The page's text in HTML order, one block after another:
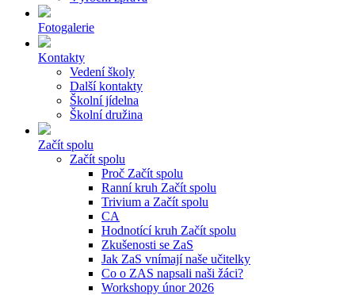
Fotogalerie
Kontakty
Vedení školy
Další kontakty
Školní jídelna
Školní družina
Začít spolu
Začít spolu
Proč Začít spolu
Ranní kruh Začít spolu
Trivium a Začít spolu
CA
Hodnotící kruh Začít spolu
Zkušenosti se ZaS
Jak ZaS vnímají naše učitelky
Co o ZAS napsali naši žáci?
Workshopy únor 2026